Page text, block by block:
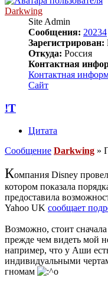
Darkwing
Site Admin
Сообщения: 20234
Зарегистрирован:
Откуда: Россия
Контактная
Контактная
Сайт
!Т
Цитата
Сообщение Darkwing »
Компания Disney
котором показала
предоставила
Yahoo UK сообщает
Возможно, стоит
прежде чем видеть мой
например, что у Аши
индивидуальными
гномам